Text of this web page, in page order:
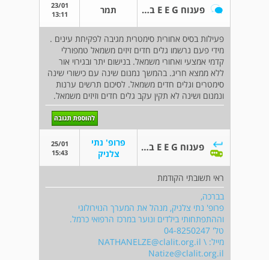
פענוח E E G בהמשך לשאלה ששאלתי תמר
23/01
13:11
פעילות בסיס אחורית סימטרית מגיבה לפקיחת עינים .
מידי פעם נרשמו גלים חדים זיזים משמאל טמפורלי
קדמי אמצעי ואחורי משמאל. בנישום יתר ובגירוי אור
ללא ממצא חריג. בהמשך נמנום שינה עם כישורי שינה
סימטרים וגלים חדים משמאל. לסיכום תרשים ערנות
ונמנום ושינה לא תקין עקב גלים חדים וזיזים משמאל.
פענוח E E G בהמשך לשאלה ששאלתי
פרופ' נתי
צלניק
25/01
15:43
ראי תשובתי הקודמת
בברכה,
פרופ' נתי צלניק, מנהל את המערך הנוירולוגי
וההתפתחותי בילדים ונוער במרכז הרפואי כרמל.
טל' 04-8250247
מייל:
NATHANELZE@clalit.org.il \
Natize@clalit.org.il